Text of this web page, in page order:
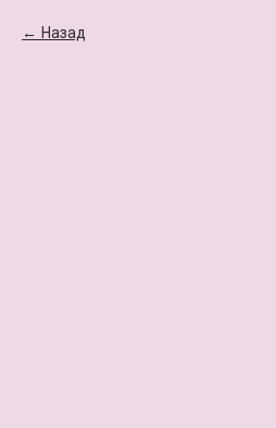
Назад